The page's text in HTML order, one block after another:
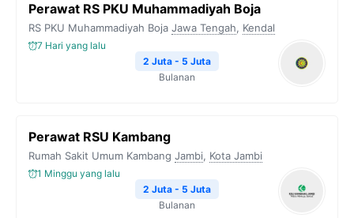
Perawat RS PKU Muhammadiyah Boja
RS PKU Muhammadiyah Boja Jawa Tengah, Kendal
7 Hari yang lalu
2 Juta - 5 Juta
Bulanan
Perawat RSU Kambang
Rumah Sakit Umum Kambang Jambi, Kota Jambi
1 Minggu yang lalu
2 Juta - 5 Juta
Bulanan